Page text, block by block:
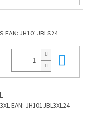
EAN: JH101JBLS24
EAN: JH101JBL3XL24